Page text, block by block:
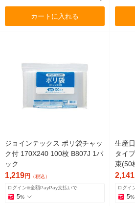
カートに入れる
ジョインテックス ポリ袋チャッ
ク付 170X240 100枚 B807J 1パ
ック
1,219円 （税込）
ログイン&全額PayPay支払いで
5%
生産
タイ
束(50
2,141
ログイ
5%